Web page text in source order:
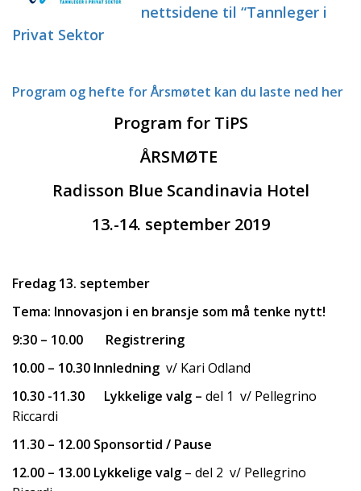
nettsidene til “Tannleger i
Privat Sektor
Program og hefte for Årsmøtet kan du laste ned her
Program for TiPS
ÅRSMØTE
Radisson Blue Scandinavia Hotel
13.-14. september 2019
Fredag 13. september
Tema: Innovasjon i en bransje som må tenke nytt!
9:30 – 10.00 Registrering
10.00 – 10.30 Innledning v/ Kari Odland
10.30 -11.30 Lykkelige valg – del 1 v/ Pellegrino
Riccardi
11.30 – 12.00 Sponsortid / Pause
12.00 – 13.00 Lykkelige valg – del 2 v/ Pellegrino